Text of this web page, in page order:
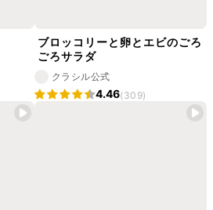
ブロッコリーと卵とエビのごろ
ごろサラダ
クラシル公式
4.46(309)